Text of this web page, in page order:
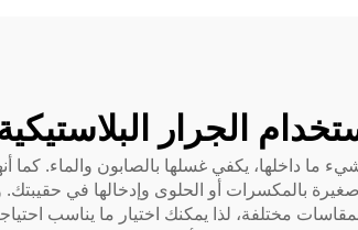
الجرار
داخلها، يكفي غسلها بالصابون والماء. كما
بالمكسرات أو الحلوى وإدخالها في حقيبتك.
مختلفة، لذا يمكنك اختيار ما يناسب